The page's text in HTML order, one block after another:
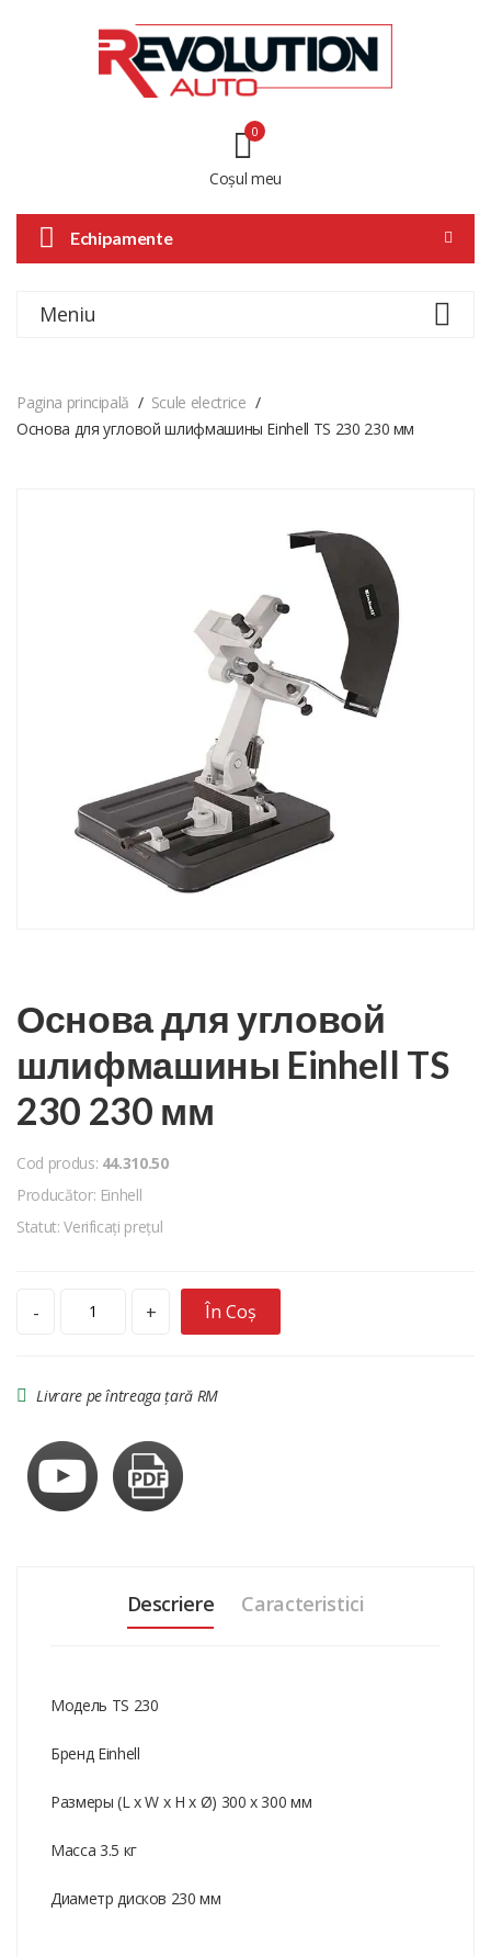
Coșul meu
0
Echipamente
Meniu
Pagina principală
Scule electrice
Основа для угловой шлифмашины Einhell TS 230 230 мм
Основа для угловой
шлифмашины Einhell TS
230 230 мм
Cod produs: 44.310.50
Producător: Einhell
Statut: Verificați prețul
- + În Coș
Livrare pe întreaga țară RM
Descriere Caracteristici
Модель TS 230
Бренд Einhell
Размеры (L x W x H x Ø) 300 x 300 мм
Масса 3.5 кг
Диаметр дисков 230 мм